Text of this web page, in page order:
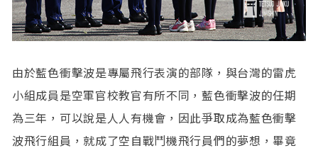
由於藍色衝擊波是專屬飛行表演的部隊，與台灣的雷虎
小組成員是空軍官校教官有所不同，藍色衝擊波的任期
為三年，可以說是人人有機會，因此爭取成為藍色衝擊
波飛行組員，就成了空自戰鬥機飛行員們的夢想，畢竟